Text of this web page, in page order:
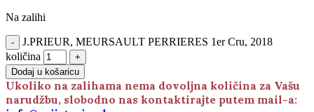
Na zalihi
J.PRIEUR, MEURSAULT PERRIERES 1er Cru, 2018
količina
Dodaj u košaricu
Ukoliko na zalihama nema dovoljna količina za Vašu
narudžbu, slobodno nas kontaktirajte putem mail-a: